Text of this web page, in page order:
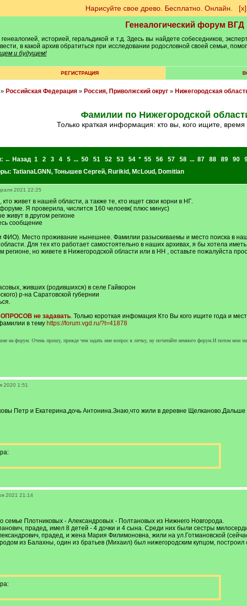
Нарисуйте свое древо. Бесплатно. Онлайн. [х]
Генеалогический форум ВГД
историей, геральдикой и т.д. Здесь вы найдете собеседников,
в какой архив обратиться при исследовании родословной своей семьи,
и будущем!
РЕГИСТРАЦИЯ
» Российская Федерация» Россия, Приволжский округ» Нижегородская
Фамилии по Нижегородской
Только краткая информация: кто вы, кого ищите, время
← Назад 1 2 3 4 5 ... 50 51 52 53 54 * 55 56 57 58 ... 87 88 89 90
TatianaLGNN, Тонышев Сергей, Rurikid, McLoud, Domitian
2021 22:25
живет в нашей области, а также те, кто ищет свои корни в НГ.
Я проверила, числится 160 челоевк( плюс минус)
живут в другом регионе
сообщение
ФИО). Место проживание нынешнее. Фамилии разыскиваемы и место поиска в
Для тех кто работает самостоятельно в наших архивах, я бы хотела
но живете в Нижегородской области или в НН , оставьте пожалуйста
живших (родившихся) в селе Гайворон
р-на Саратовской губернии
не задавать. Только короткая инфомация Кто Вы кого ищите года и
в тему https://forum.vgd.ru/?t=41878
на форум. Очень прошу, прежде чем задать мне вопрос в личку, ну почитайте немного форум.И потом мои
2020 1:51
Петр и Екатерина,дочь Антонина.Знаю,что жили в деревне Щелканово.Дальше
2021 21:14
Плотниковых - Александровых - Полтановых из Нижнего Новгорода.
прадед, имел 8 детей - 4 дочки и 4 сына. Среди них были сестры
прадед, и жена Мария Филимоновна, жили на ул.Готмановской
из Балахны, один из братьев (Михаил) был нижегородским купцом,